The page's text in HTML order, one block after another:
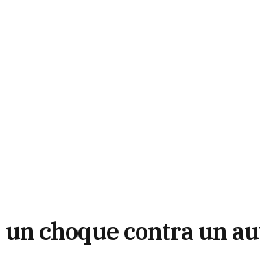
choque contra un